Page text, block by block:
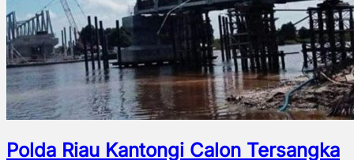
Polda Riau Kantongi Calon Tersangka